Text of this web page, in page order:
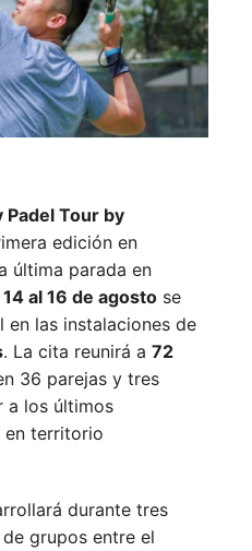
Padel Tour by
edición en
última parada en
14 al 16 de agosto se
las instalaciones de
. La cita reunirá a 72
36 parejas y tres
a los últimos
en territorio
durante tres
grupos entre el